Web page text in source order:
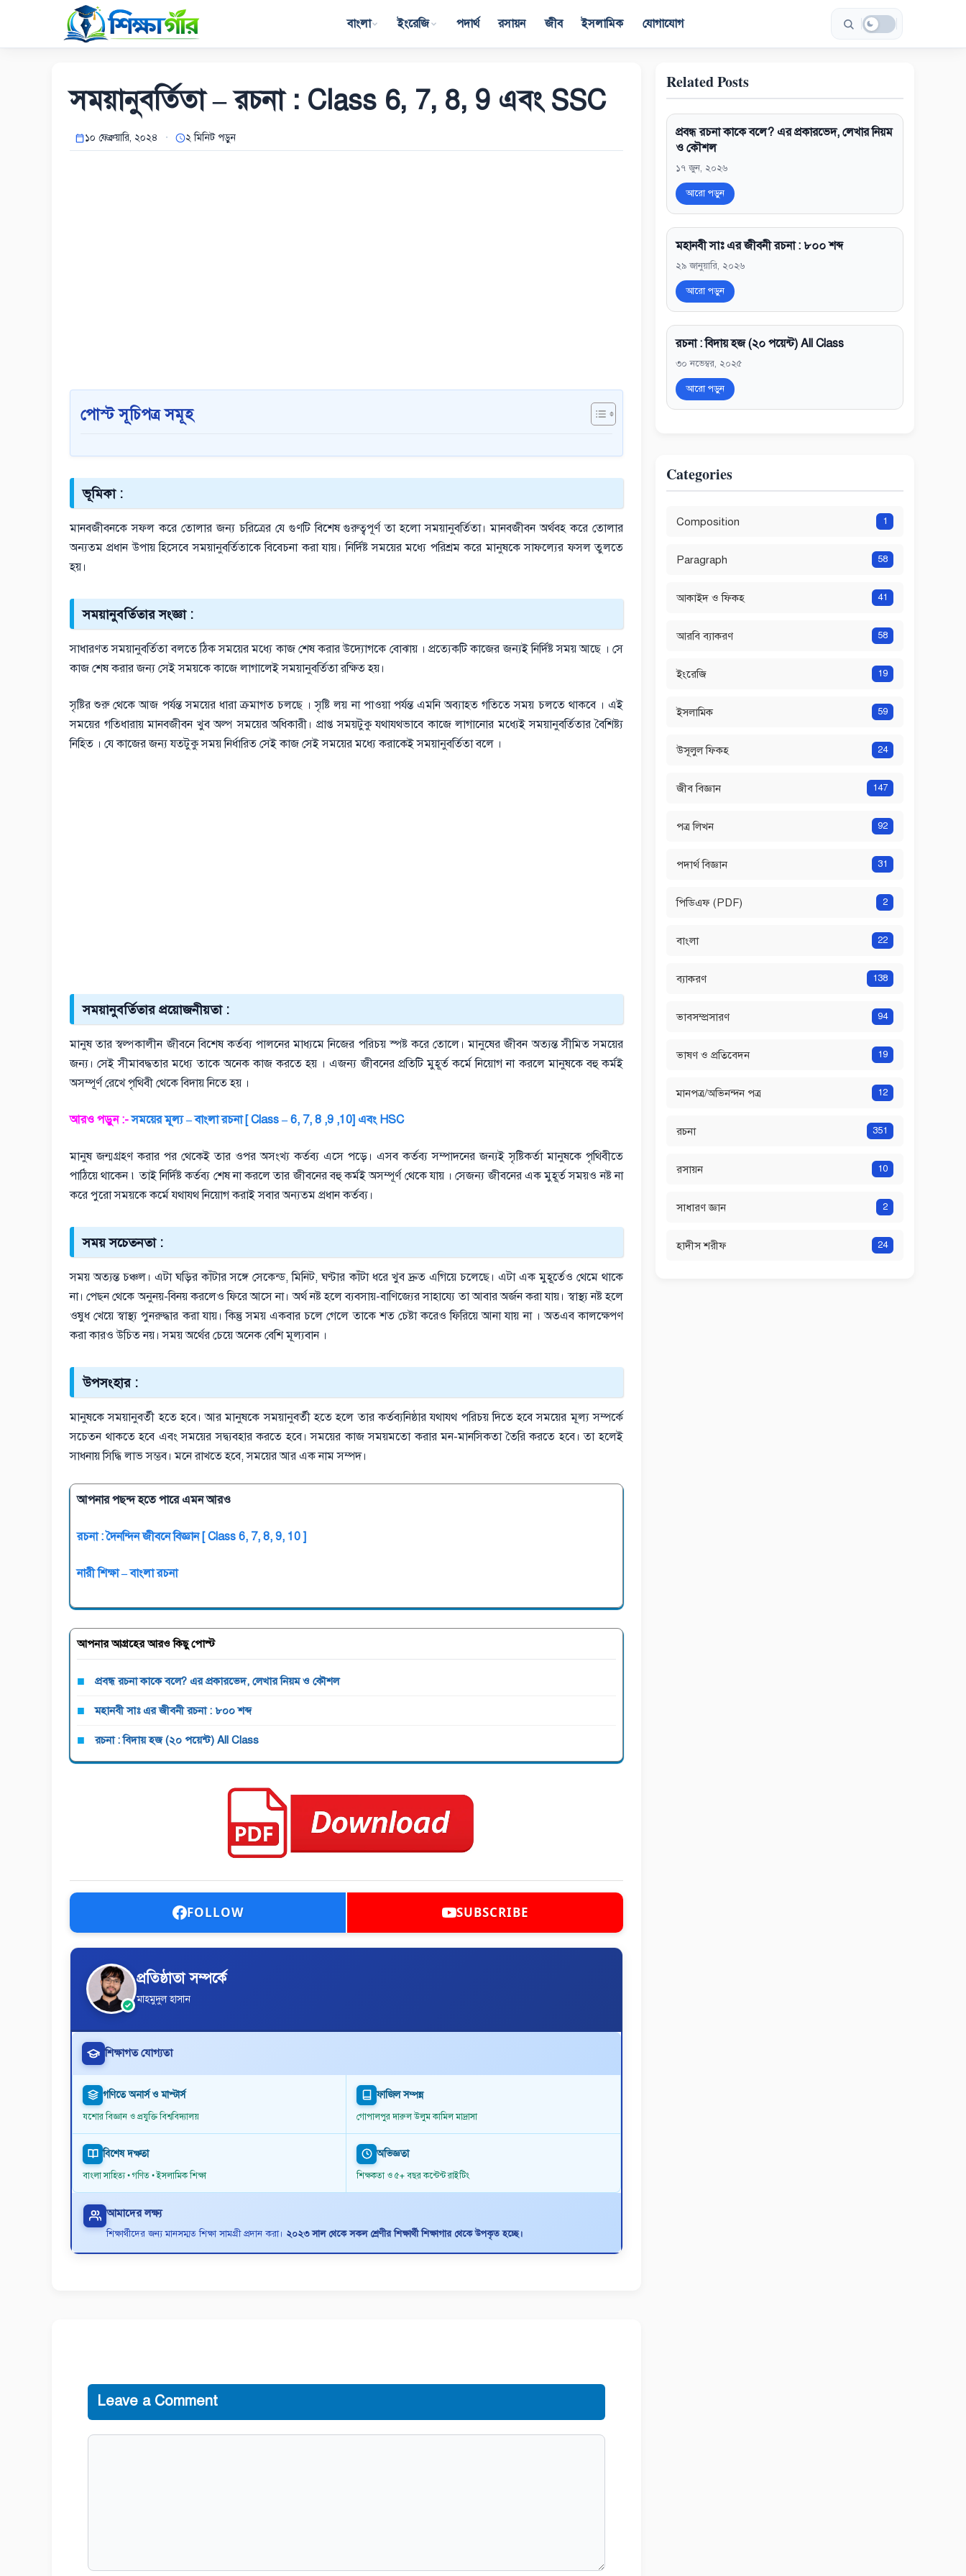
content
বাংলা ইংরেজি পদার্থ রসায়ন জীব ইসলামিক যোগাযোগ
সময়ানুবর্তিতা – রচনা : Class 6, 7, 8, 9 এবং SSC
১০ ফেব্রুয়ারি, ২০২৪ ২ মিনিট পড়ুন
পোস্ট সূচিপত্র সমূহ
ভূমিকা :
মানবজীবনকে সফল করে তোলার জন্য চরিত্রের যে গুণটি বিশেষ গুরুত্বপূর্ণ তা হলো সময়ানুবর্তিতা। মানবজীবন অর্থবহ করে তোলার
অন্যতম প্রধান উপায় হিসেবে সময়ানুবর্তিতাকে বিবেচনা করা যায়। নির্দিষ্ট সময়ের মধ্যে পরিশ্রম করে মানুষকে সাফল্যের ফসল তুলতে
হয়।
সময়ানুবর্তিতার সংজ্ঞা :
সাধারণত সময়ানুবর্তিতা বলতে ঠিক সময়ের মধ্যে কাজ শেষ করার উদ্যোগকে বোঝায় । প্রত্যেকটি কাজের জন্যই নির্দিষ্ট সময় আছে । সে
কাজ শেষ করার জন্য সেই সময়কে কাজে লাগালেই সময়ানুবর্তিতা রক্ষিত হয়।
সৃষ্টির শুরু থেকে আজ পর্যন্ত সময়ের ধারা ক্রমাগত চলছে । সৃষ্টি লয় না পাওয়া পর্যন্ত এমনি অব্যাহত গতিতে সময় চলতে থাকবে । এই
সময়ের গতিধারায় মানবজীবন খুব অল্প সময়ের অধিকারী। প্রাপ্ত সময়টুকু যথাযথভাবে কাজে লাগানোর মধ্যেই সময়ানুবর্তিতার বৈশিষ্ট্য
নিহিত । যে কাজের জন্য যতটুকু সময় নির্ধারিত সেই কাজ সেই সময়ের মধ্যে করাকেই সময়ানুবর্তিতা বলে ।
সময়ানুবর্তিতার প্রয়োজনীয়তা :
মানুষ তার স্বল্পকালীন জীবনে বিশেষ কর্তব্য পালনের মাধ্যমে নিজের পরিচয় স্পষ্ট করে তোলে। মানুষের জীবন অত্যন্ত সীমিত সময়ের
জন্য। সেই সীমাবদ্ধতার মধ্যে তাকে অনেক কাজ করতে হয় । এজন্য জীবনের প্রতিটি মুহূর্ত কর্মে নিয়োগ না করলে মানুষকে বহু কর্মই
অসম্পূর্ণ রেখে পৃথিবী থেকে বিদায় নিতে হয় ।
আরও পড়ুন :- সময়ের মূল্য – বাংলা রচনা [ Class – 6, 7, 8 ,9 ,10] এবং HSC
মানুষ জন্মগ্রহণ করার পর থেকেই তার ওপর অসংখ্য কর্তব্য এসে পড়ে। এসব কর্তব্য সম্পাদনের জন্যই সৃষ্টিকর্তা মানুষকে পৃথিবীতে
পাঠিয়ে থাকেন ৷ তাই নির্দিষ্ট কর্তব্য শেষ না করলে তার জীবনের বহু কর্মই অসম্পূর্ণ থেকে যায় । সেজন্য জীবনের এক মুহূর্ত সময়ও নষ্ট না
করে পুরো সময়কে কর্মে যথাযথ নিয়োগ করাই সবার অন্যতম প্রধান কর্তব্য।
সময় সচেতনতা :
সময় অত্যন্ত চঞ্চল। এটা ঘড়ির কাঁটার সঙ্গে সেকেন্ড, মিনিট, ঘণ্টার কাঁটা ধরে খুব দ্রুত এগিয়ে চলেছে। এটা এক মুহূর্তেও থেমে থাকে
না। পেছন থেকে অনুনয়-বিনয় করলেও ফিরে আসে না। অর্থ নষ্ট হলে ব্যবসায়-বাণিজ্যের সাহায্যে তা আবার অর্জন করা যায়। স্বাস্থ্য নষ্ট হলে
ওষুধ খেয়ে স্বাস্থ্য পুনরুদ্ধার করা যায়। কিন্তু সময় একবার চলে গেলে তাকে শত চেষ্টা করেও ফিরিয়ে আনা যায় না । অতএব কালক্ষেপণ
করা কারও উচিত নয়। সময় অর্থের চেয়ে অনেক বেশি মূল্যবান ।
উপসংহার :
মানুষকে সময়ানুবর্তী হতে হবে। আর মানুষকে সময়ানুবর্তী হতে হলে তার কর্তব্যনিষ্ঠার যথাযথ পরিচয় দিতে হবে সময়ের মূল্য সম্পর্কে
সচেতন থাকতে হবে এবং সময়ের সদ্ব্যবহার করতে হবে। সময়ের কাজ সময়মতো করার মন-মানসিকতা তৈরি করতে হবে। তা হলেই
সাধনায় সিদ্ধি লাভ সম্ভব। মনে রাখতে হবে, সময়ের আর এক নাম সম্পদ।
আপনার পছন্দ হতে পারে এমন আরও
রচনা : দৈনন্দিন জীবনে বিজ্ঞান [ Class 6, 7, 8, 9, 10 ]
নারী শিক্ষা – বাংলা রচনা
আপনার আগ্রহের আরও কিছু পোস্ট
প্রবন্ধ রচনা কাকে বলে? এর প্রকারভেদ, লেখার নিয়ম ও কৌশল
মহানবী সাঃ এর জীবনী রচনা : ৮০০ শব্দ
রচনা : বিদায় হজ (২০ পয়েন্ট) All Class
FOLLOW SUBSCRIBE
প্রতিষ্ঠাতা সম্পর্কে
মাহমুদুল হাসান
শিক্ষাগত যোগ্যতা
গণিতে অনার্স ও মাস্টার্স
যশোর বিজ্ঞান ও প্রযুক্তি বিশ্ববিদ্যালয়
ফাজিল সম্পন্ন
গোপালপুর দারুল উলুম কামিল মাদ্রাসা
বিশেষ দক্ষতা
বাংলা সাহিত্য • গণিত • ইসলামিক শিক্ষা
অভিজ্ঞতা
শিক্ষকতা ও ৫+ বছর কন্টেন্ট রাইটিং
আমাদের লক্ষ্য
শিক্ষার্থীদের জন্য মানসম্মত শিক্ষা সামগ্রী প্রদান করা। ২০২৩ সাল থেকে সকল শ্রেণীর শিক্ষার্থী শিক্ষাগার থেকে উপকৃত হচ্ছে।
Leave a Comment
Comment
Related Posts
প্রবন্ধ রচনা কাকে বলে? এর প্রকারভেদ, লেখার নিয়ম
ও কৌশল
১৭ জুন, ২০২৬
আরো পড়ুন
মহানবী সাঃ এর জীবনী রচনা : ৮০০ শব্দ
২৯ জানুয়ারি, ২০২৬
আরো পড়ুন
রচনা : বিদায় হজ (২০ পয়েন্ট) All Class
৩০ নভেম্বর, ২০২৫
আরো পড়ুন
Categories
Composition 1
Paragraph 58
আকাইদ ও ফিকহ 41
আরবি ব্যাকরণ 58
ইংরেজি 19
ইসলামিক 59
উসূলুল ফিকহ 24
জীব বিজ্ঞান 147
পত্র লিখন 92
পদার্থ বিজ্ঞান 31
পিডিএফ (PDF) 2
বাংলা 22
ব্যাকরণ 138
ভাবসম্প্রসারণ 94
ভাষণ ও প্রতিবেদন 19
মানপত্র/অভিনন্দন পত্র 12
রচনা 351
রসায়ন 10
সাধারণ জ্ঞান 2
হাদীস শরীফ 24